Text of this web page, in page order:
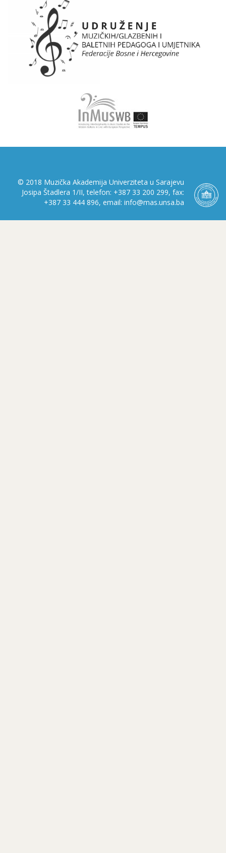
© 2018 Muzička Akademija Univerziteta u Sarajevu
Josipa Štadlera 1/II, telefon: +387 33 200 299, fax:
+387 33 444 896, email: info@mas.unsa.ba